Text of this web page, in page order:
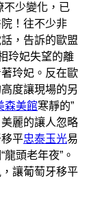
不少變化，已
！往不少非
，告訴的歐盟
玲妃失望的離
玲妃。反在歐
度讓現場的另
森美館寒靜的”
麗的讓人忽略
平忠泰玉光易
頭老年夜”。
讓葡萄牙移平